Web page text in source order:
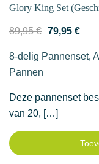
Glory King Set
89,95€
was:
79,95 €
is:
8-delig Pannenset,
Pannen
Deze pannenset
van 20, […]